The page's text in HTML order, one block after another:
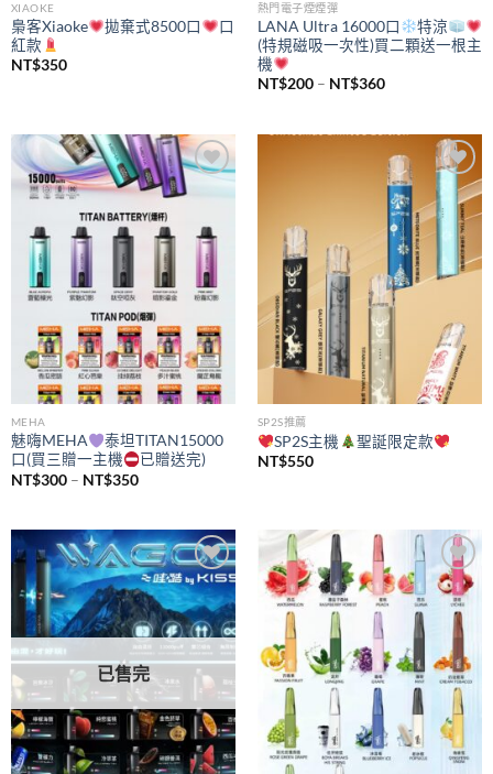
XIAOKE
梟客Xiaoke 拋棄式8500口
口
紅款
NT$350
熱門電子煙煙彈
LANA Ultra 16000口
特涼
(特規磁吸一次性)買二顆送一根主
機
NT$200 – NT$360價
NT$200
到
NT$360
Add to
MEHA
魅嗨MEHA
泰坦TITAN15000
口(買三贈一主機
已贈送完)
NT$300 – NT$350價
NT$300
到
NT$350
Add to
wishlist
SP2S推薦
SP2S主機
聖誕限定款
NT$550
Add to
wishlist
已售完
Add to
wishlist